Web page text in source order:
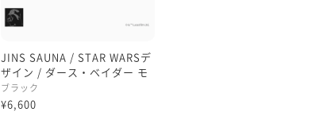
JINS SAUNA / STAR WARSデ
ザイン / ダース・ベイダー モ
デル
ブラック
¥6,600